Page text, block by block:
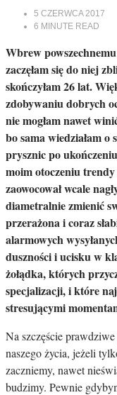
5 CZERWCA 2017
6 MINUTE READ
Wbrew
zaczęłam się do niej
skończyłam 26 lat.
zdobywaniu dobrych
nie mogłam nawet
bo sama wiedziałam
prysznic po
moim otoczeniu
zaowocował wcale
diametralnie zmienić
przerażona i coraz
alarmowych
duszności i ucisku w
żołądka, których
specjalizacji, i które
stresującymi
Na szczęście
naszego życia, jeżeli
zaczniemy, nawet
budzimy. Pewnie